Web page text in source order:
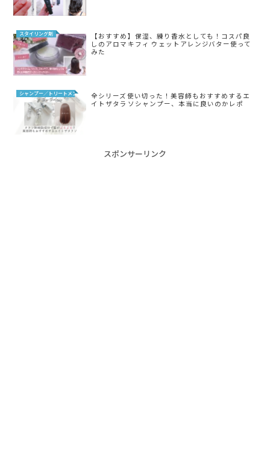
スタイリング剤
【おすすめ】保湿、練り香水としても！コスパ良
しのアロマキフィ ウェットアレンジバター使って
みた
シャンプー／トリートメント
全シリーズ使い切った！美容師もおすすめするエ
イトザタラソシャンプー、本当に良いのかレポ
スポンサーリンク